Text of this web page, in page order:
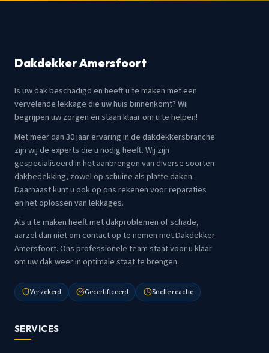
Dakdekker Amersfoort
Is uw dak beschadigd en heeft u te maken met een
vervelende lekkage die uw huis binnenkomt? Wij
begrijpen uw zorgen en staan klaar om u te helpen!
Met meer dan 30 jaar ervaring in de dakdekkersbranche
zijn wij de experts die u nodig heeft. Wij zijn
gespecialiseerd in het aanbrengen van diverse soorten
dakbedekking, zowel op schuine als platte daken.
Daarnaast kunt u ook op ons rekenen voor reparaties
en het oplossen van lekkages.
Als u te maken heeft met dakproblemen of schade,
aarzel dan niet om contact op te nemen met Dakdekker
Amersfoort. Ons professionele team staat voor u klaar
om uw dak weer in optimale staat te brengen.
Verzekerd Gecertificeerd Snelle reactie
SERVICES